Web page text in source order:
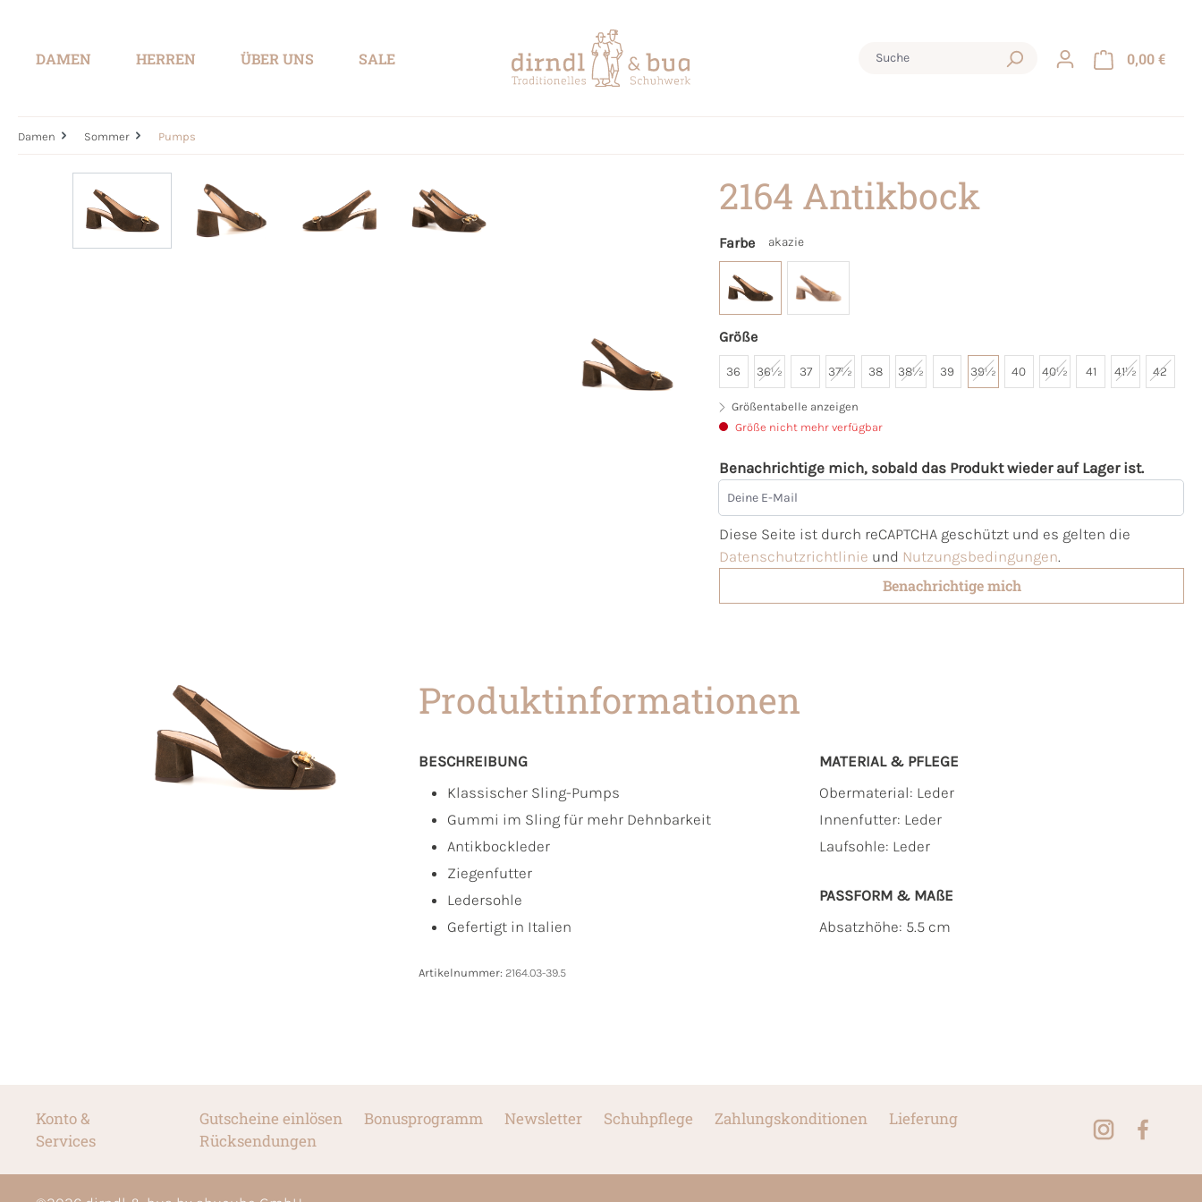
DAMEN HERREN ÜBER UNS SALE 0,00 €
Damen Sommer Pumps
2164 Antikbock
Farbe akazie
Größe
36 36½ 37 37½ 38 38½ 39 39½ 40 40½ 41 41½ 42
Größentabelle anzeigen
Größe nicht mehr verfügbar
Benachrichtige mich, sobald das Produkt wieder auf Lager ist.
Deine E-Mail
Diese Seite ist durch reCAPTCHA geschützt und es gelten die
Datenschutzrichtlinie und Nutzungsbedingungen.
Benachrichtige mich
Produktinformationen
BESCHREIBUNG
Klassischer Sling-Pumps
Gummi im Sling für mehr Dehnbarkeit
Antikbockleder
Ziegenfutter
Ledersohle
Gefertigt in Italien
MATERIAL & PFLEGE
Obermaterial: Leder
Innenfutter: Leder
Laufsohle: Leder
PASSFORM & MAẞE
Absatzhöhe: 5.5 cm
Artikelnummer: 2164.03-39.5
Konto &
Services
Gutscheine einlösen Bonusprogramm Newsletter Schuhpflege Zahlungskonditionen
Lieferung
Rücksendungen